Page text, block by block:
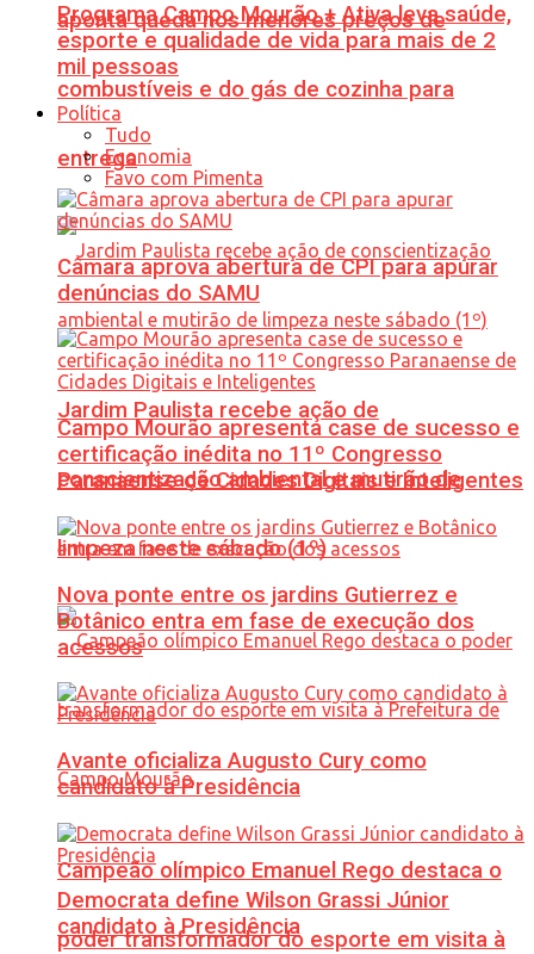
aponta queda nos menores preços de
combustíveis e do gás de cozinha para
entrega
Jardim Paulista recebe ação de
conscientização ambiental e mutirão de
limpeza neste sábado (1º)
Campeão olímpico Emanuel Rego destaca o
poder transformador do esporte em visita à
Programa Campo Mourão + Ativa leva saúde,
esporte e qualidade de vida para mais de 2
mil pessoas
Política
Tudo
Economia
Favo com Pimenta
Câmara aprova abertura de CPI para apurar
denúncias do SAMU
Campo Mourão apresenta case de sucesso e
certificação inédita no 11º Congresso
Paranaense de Cidades Digitais e Inteligentes
Nova ponte entre os jardins Gutierrez e
Botânico entra em fase de execução dos
acessos
Avante oficializa Augusto Cury como
candidato à Presidência
Democrata define Wilson Grassi Júnior
candidato à Presidência